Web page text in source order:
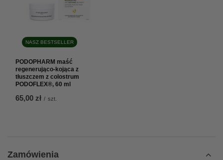
NASZ BESTSELLER
PODOPHARM maść
regenerująco-kojąca z
tłuszczem z colostrum
PODOFLEX®, 60 ml
65,00 zł / szt.
Zamówienia